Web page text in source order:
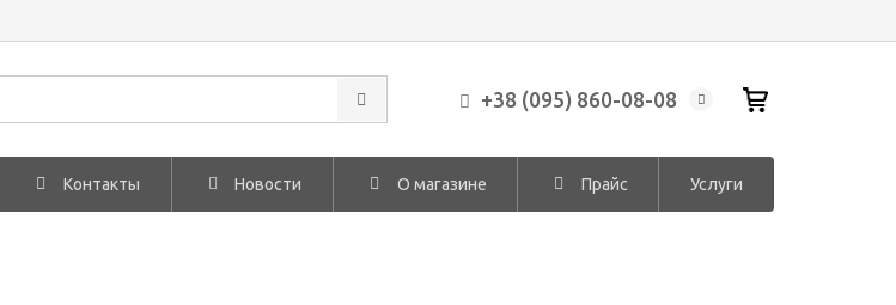
+38 (095) 860-08-08
Контакты Новости О магазине Прайс Услуги